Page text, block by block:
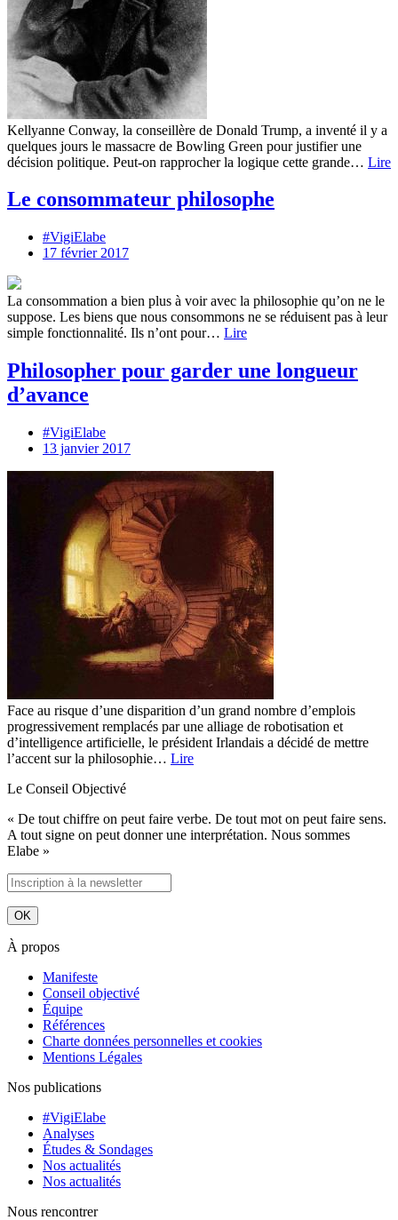
Kellyanne Conway, la conseillère de Donald Trump, a inventé il y a
quelques jours le massacre de Bowling Green pour justifier une
décision politique. Peut-on rapprocher la logique cette grande… Lire
Le consommateur philosophe
#VigiElabe
17 février 2017
La consommation a bien plus à voir avec la philosophie qu’on ne le
suppose. Les biens que nous consommons ne se réduisent pas à leur
simple fonctionnalité. Ils n’ont pour… Lire
Philosopher pour garder une longueur
d’avance
#VigiElabe
13 janvier 2017
Face au risque d’une disparition d’un grand nombre d’emplois
progressivement remplacés par une alliage de robotisation et
d’intelligence artificielle, le président Irlandais a décidé de mettre
l’accent sur la philosophie… Lire
Le Conseil Objectivé
« De tout chiffre on peut faire verbe. De tout mot on peut faire sens.
A tout signe on peut donner une interprétation. Nous sommes
Elabe »
À propos
Manifeste
Conseil objectivé
Équipe
Références
Charte données personnelles et cookies
Mentions Légales
Nos publications
#VigiElabe
Analyses
Études & Sondages
Nos actualités
Nos actualités
Nous rencontrer